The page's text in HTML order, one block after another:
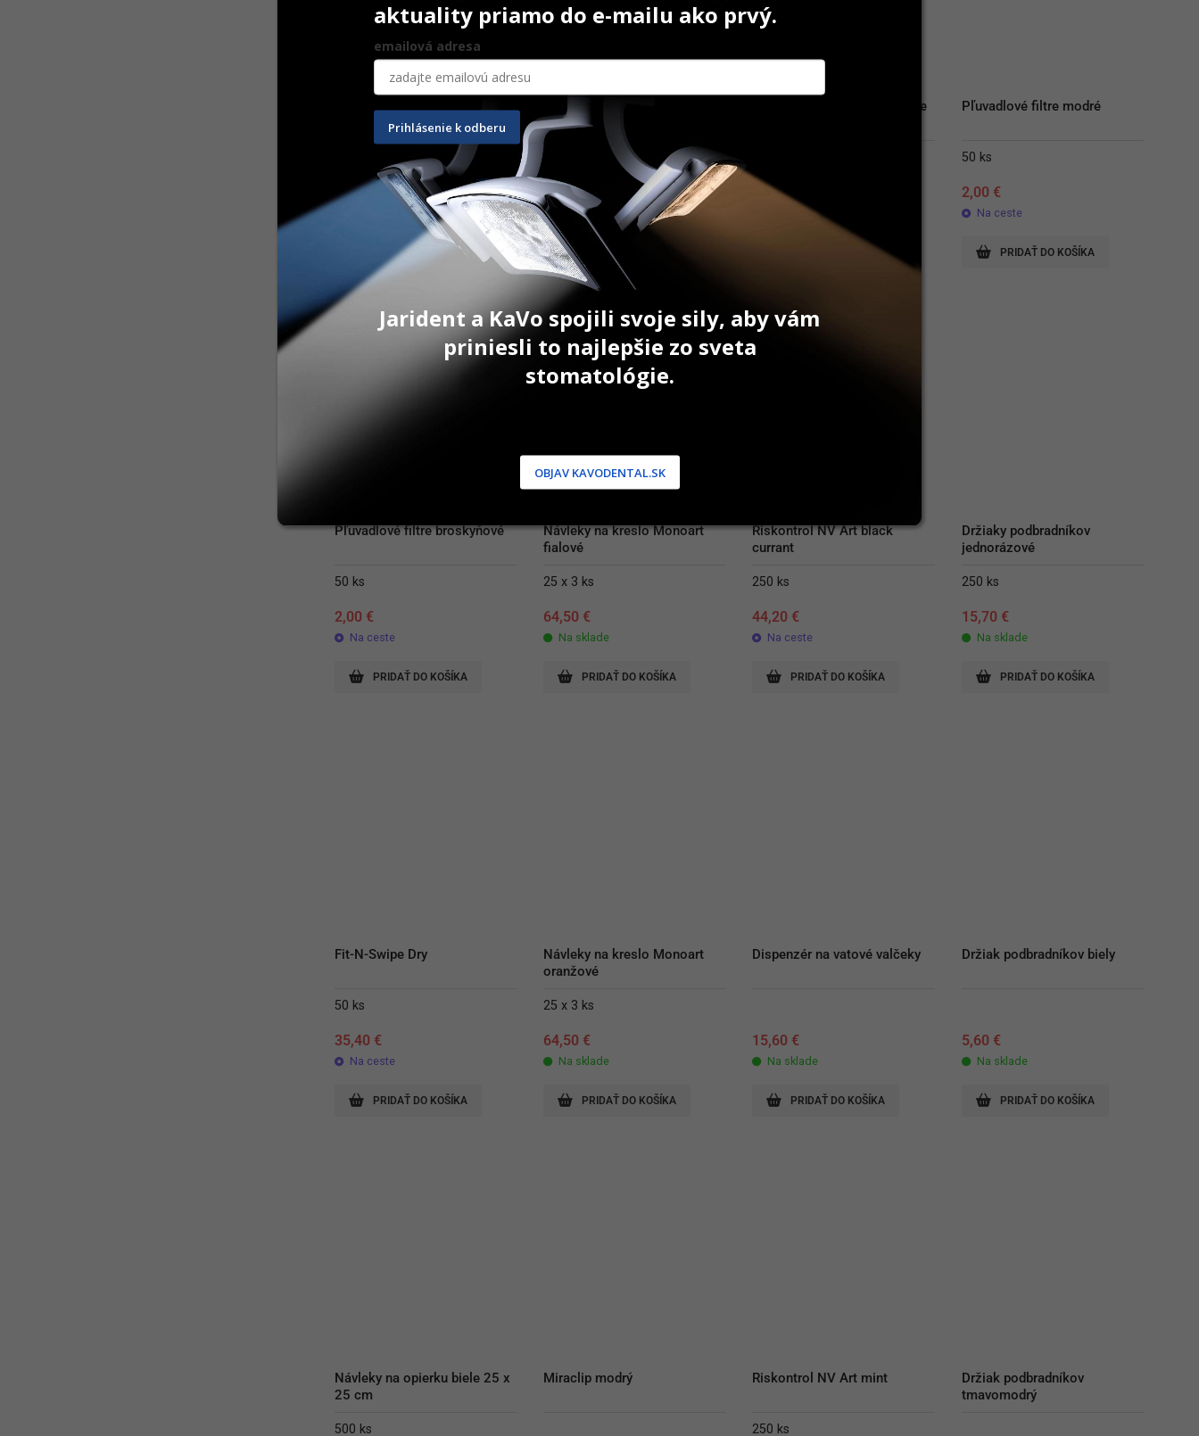
Dispenzér na rukavice
34,50
PRIDAŤ DO KOŠÍKA
Držiak podbradníkov
retiazkový
10,30€
Na sklade
PRIDAŤ DO KOŠÍKA
Návleky na opierku KerrHawe
39,10
Na ceste
PRIDAŤ DO KOŠÍKA
Pľuvadlové filtre modré
50 ks
2,00 €
Na ceste
PRIDAŤ DO KOŠÍKA
Pľuvadlové filtre broskyňové
50 ks
2,00 €
Na ceste
PRIDAŤ DO KOŠÍKA
Návleky na kreslo Monoart
fialové
25 x 3 ks
64,50 €
Na sklade
PRIDAŤ DO KOŠÍKA
Riskontrol NV Art black
currant
250 ks
44,20 €
Na ceste
PRIDAŤ DO KOŠÍKA
Držiaky podbradníkov
jednorázové
250 ks
15,70 €
Na sklade
PRIDAŤ DO KOŠÍKA
Fit-N-Swipe Dry
50 ks
35,40 €
Na ceste
PRIDAŤ DO KOŠÍKA
Návleky na kreslo Monoart
oranžové
25 x 3 ks
64,50 €
Na sklade
PRIDAŤ DO KOŠÍKA
Dispenzér na vatové valčeky
15,60 €
Na sklade
PRIDAŤ DO KOŠÍKA
Držiak podbradníkov biely
5,60 €
Na sklade
PRIDAŤ DO KOŠÍKA
Návleky na opierku biele 25 x
25 cm
500 ks
Miraclip modrý Riskontrol NV Art mint
250 ks
Držiak podbradníkov
tmavomodrý
aktuality priamo do e-mailu ako prvý.
emailová adresa
Prihlásenie k odberu
Jarident a KaVo spojili svoje sily, aby vám
priniesli to najlepšie zo sveta
stomatológie.
OBJAV KAVODENTAL.SK